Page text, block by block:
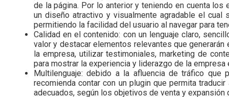
de la página. Por lo anterior y teniendo en cuenta
un diseño atractivo y visualmente agradable el cual
permitiendo la facilidad del usuario al navegar para
Calidad en el contenido: con un lenguaje claro,
valor y destacar elementos relevantes que
la empresa, utilizar testimoniales, marketing de
para mostrar la experiencia y liderazgo de la empresa
Multilenguaje: debido a la afluencia de tráfico
recomienda contar con un plugin que permita
adecuados, según los objetivos de venta y